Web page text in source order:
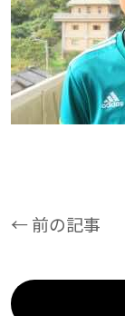
← 前の記事